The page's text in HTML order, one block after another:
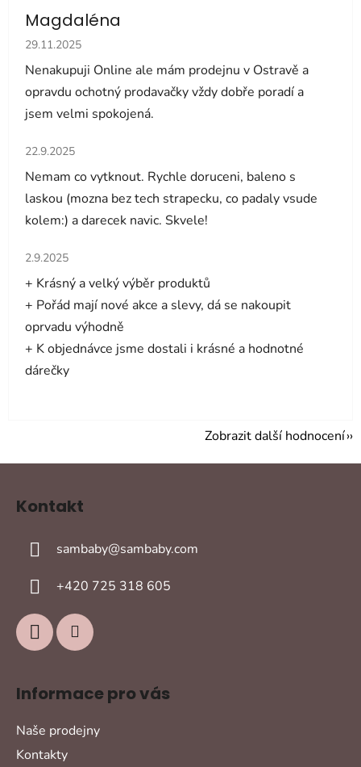
Magdaléna
Hodnocení obchodu je 5 z 5 hvězdiček.
29.11.2025
Nenakupuji Online ale mám prodejnu v Ostravě a
opravdu ochotný prodavačky vždy dobře poradí a
jsem velmi spokojená.
Hodnocení obchodu je 5 z 5 hvězdiček.
22.9.2025
Nemam co vytknout. Rychle doruceni, baleno s
laskou (mozna bez tech strapecku, co padaly vsude
kolem:) a darecek navic. Skvele!
Hodnocení obchodu je 5 z 5 hvězdiček.
2.9.2025
+ Krásný a velký výběr produktů
+ Pořád mají nové akce a slevy, dá se nakoupit
oprvadu výhodně
+ K objednávce jsme dostali i krásné a hodnotné
dárečky
Zobrazit další hodnocení
Z
Kontakt
sambaby@sambaby.com
+420 725 318 605
Informace pro vás
Naše prodejny
Kontakty